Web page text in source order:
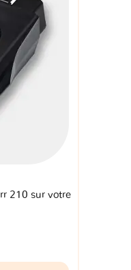
210 sur votre